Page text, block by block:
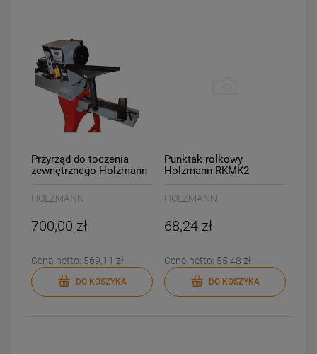
Przyrząd do toczenia
zewnętrznego Holzmann
HOLZMANN
700,00 zł
Cena netto: 569,11 zł
DO KOSZYKA
Punktak rolkowy
Holzmann RKMK2
HOLZMANN
68,24 zł
Cena netto: 55,48 zł
DO KOSZYKA